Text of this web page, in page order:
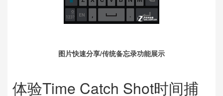
图片快速分享/传统备忘录功能展示
体验Time Catch Shot时间捕